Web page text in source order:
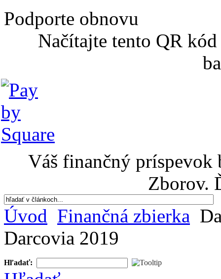
Podporte obnovu
Načítajte tento QR
Váš finančný príspevok
Zborov.
Úvod Finančná zbierka
Darcovia 2019
Hľadať: